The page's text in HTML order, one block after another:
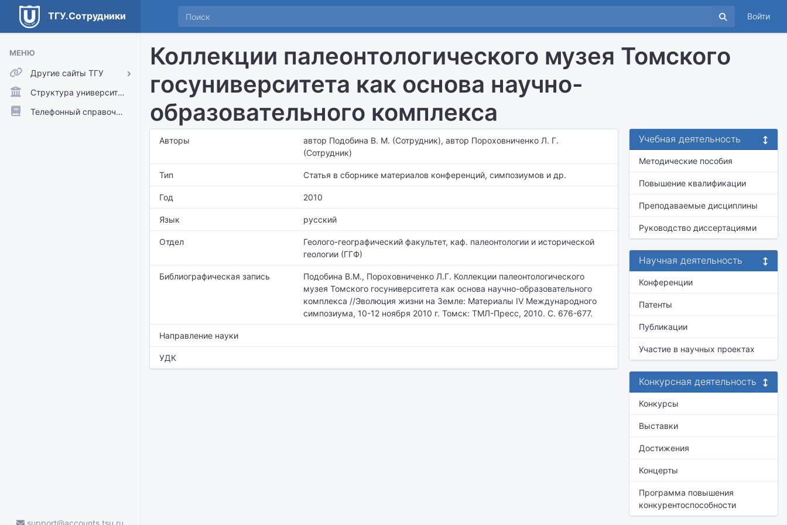
ТГУ.Сотрудники Войти
МЕНЮ
Другие сайты ТГУ
ТГУ.Аккаунты
ТГУ.Расписание
Структура университета
Телефонный справочник
support@accounts.tsu.ru
Коллекции палеонтологического музея Томского
госуниверситета как основа научно-
образовательного комплекса
Авторы
автор Подобина В. М. (Сотрудник), автор Пороховниченко Л. Г.
(Сотрудник)
Тип Статья в сборнике материалов конференций, симпозиумов и др.
Год 2010
Язык русский
Отдел Геолого-географический факультет, каф. палеонтологии и исторической
геологии (ГГФ)
Библиографическая запись
Подобина В.М., Пороховниченко Л.Г. Коллекции палеонтологического
музея Томского госуниверситета как основа научно-образовательного
комплекса //Эволюция жизни на Земле: Материалы IV Международного
симпозиума, 10-12 ноября 2010 г. Томск: ТМЛ-Пресс, 2010. С. 676-677.
Направление науки
УДК
Учебная деятельность
Методические пособия
Повышение квалификации
Преподаваемые дисциплины
Руководство диссертациями
Научная деятельность
Конференции
Патенты
Публикации
Участие в научных проектах
Конкурсная деятельность
Конкурсы
Выставки
Достижения
Концерты
Программа повышения
конкурентоспособности